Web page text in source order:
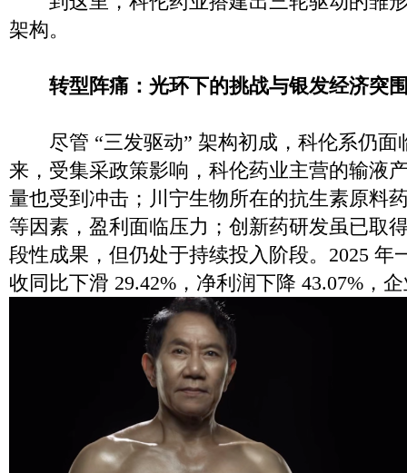
架构。
转型阵痛：光环下的挑战与银发经济突
尽管 “三发驱动” 架构初成，科伦系仍面
来，受集采政策影响，科伦药业主营的输液
量也受到冲击；川宁生物所在的抗生素原料
等因素，盈利面临压力；创新药研发虽已取
段性成果，但仍处于持续投入阶段。2025 年
收同比下滑 29.42%，净利润下降 43.07%，